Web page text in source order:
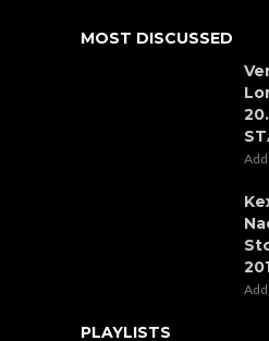
MOST DISCUSSED
PLAYLISTS